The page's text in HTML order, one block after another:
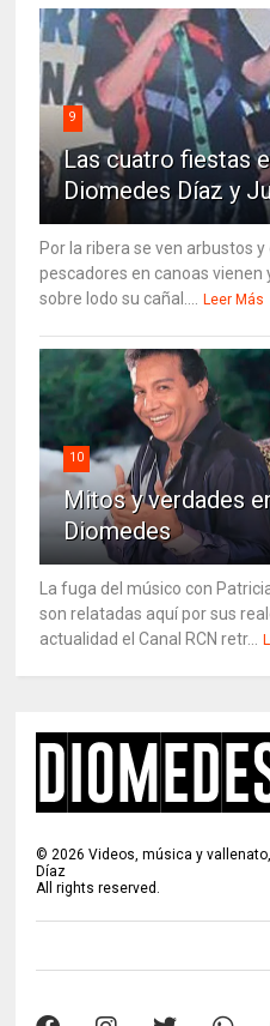
9
Las cuatro fiestas
Diomedes Díaz y
Por la ribera se ven arbustos
pescadores en canoas
sobre lodo su cañal....
Leer Más
10
Mitos y verdades
Diomedes
La fuga del músico con
son relatadas aquí por sus
actualidad el Canal RCN retr...
© 2026 Videos, música y
Díaz
All rights reserved.